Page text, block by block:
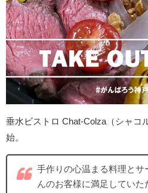
垂水ビストロ Chat-Colza（シャコ
始。
手作りの心温まる料理とサ
んのお客様に満足していた